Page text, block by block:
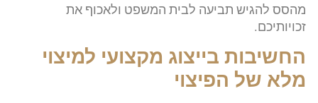
מהסס להגיש תביעה לבית המשפט ולאכוף את
זכויותיכם.
החשיבות בייצוג מקצועי למיצוי
מלא של הפיצוי